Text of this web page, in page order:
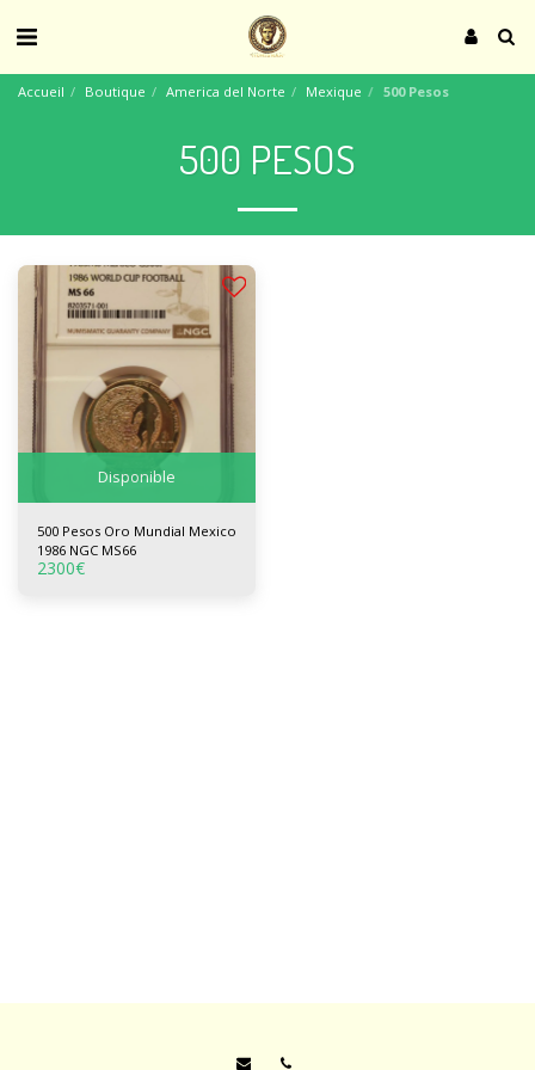
Accueil Boutique America del Norte Mexique 500 Pesos
500 PESOS
Disponible
500 Pesos Oro Mundial Mexico
1986 NGC MS66
2300€